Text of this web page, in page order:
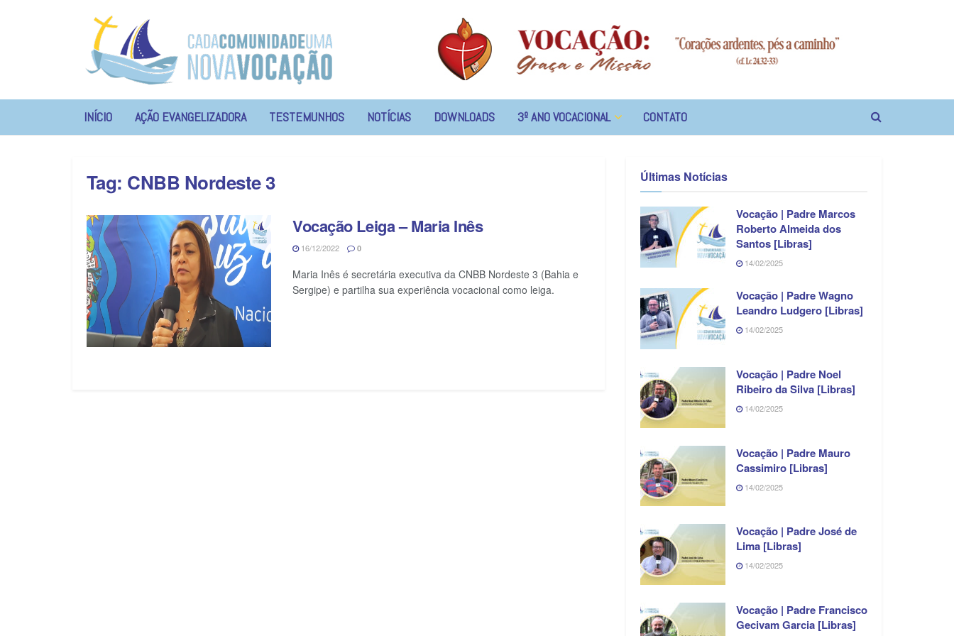
INÍCIO AÇÃO EVANGELIZADORA TESTEMUNHOS NOTÍCIAS DOWNLOADS 3º ANO VOCACIONAL CONTATO
Tag: CNBB Nordeste 3
Vocação Leiga – Maria Inês
16/12/2022 0
Maria Inês é secretária executiva da CNBB Nordeste 3 (Bahia e
Sergipe) e partilha sua experiência vocacional como leiga.
Últimas Notícias
Vocação | Padre Marcos
Roberto Almeida dos
Santos [Libras]
14/02/2025
Vocação | Padre Wagno
Leandro Ludgero [Libras]
14/02/2025
Vocação | Padre Noel
Ribeiro da Silva [Libras]
14/02/2025
Vocação | Padre Mauro
Cassimiro [Libras]
14/02/2025
Vocação | Padre José de
Lima [Libras]
14/02/2025
Vocação | Padre Francisco
Gecivam Garcia [Libras]